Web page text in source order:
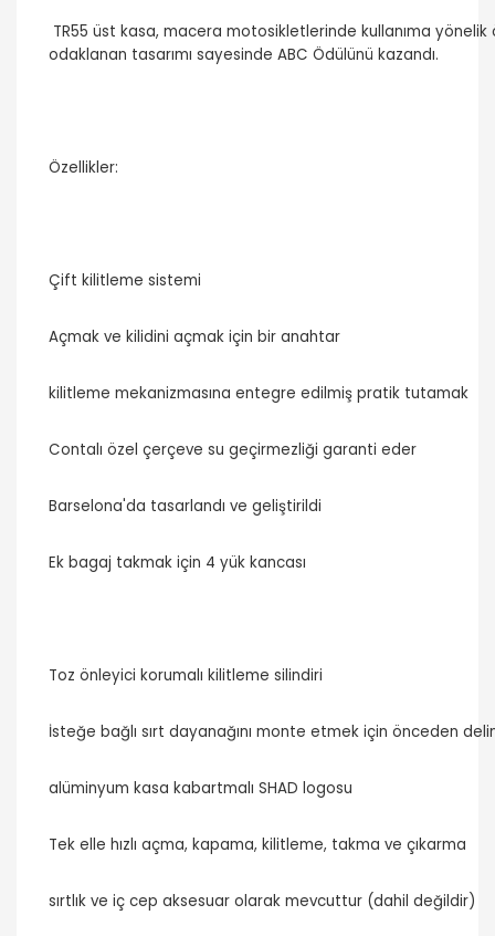
TR55 üst kasa, macera motosikletlerinde kullanıma yönelik
odaklanan tasarımı sayesinde ABC Ödülünü kazandı.
Özellikler:
Çift kilitleme sistemi
Açmak ve kilidini açmak için bir anahtar
kilitleme mekanizmasına entegre edilmiş pratik tutamak
Contalı özel çerçeve su geçirmezliği garanti eder
Barselona'da tasarlandı ve geliştirildi
Ek bagaj takmak için 4 yük kancası
Toz önleyici korumalı kilitleme silindiri
İsteğe bağlı sırt dayanağını monte etmek için önceden
alüminyum kasa kabartmalı SHAD logosu
Tek elle hızlı açma, kapama, kilitleme, takma ve çıkarma
sırtlık ve iç cep aksesuar olarak mevcuttur (dahil değildir)